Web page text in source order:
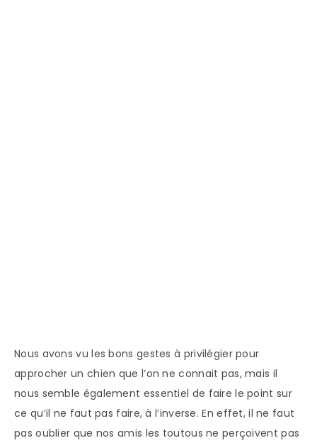
Nous avons vu les bons gestes à privilégier pour
approcher un chien que l’on ne connait pas, mais il
nous semble également essentiel de faire le point sur
ce qu’il ne faut pas faire, à l’inverse. En effet, il ne faut
pas oublier que nos amis les toutous ne perçoivent pas